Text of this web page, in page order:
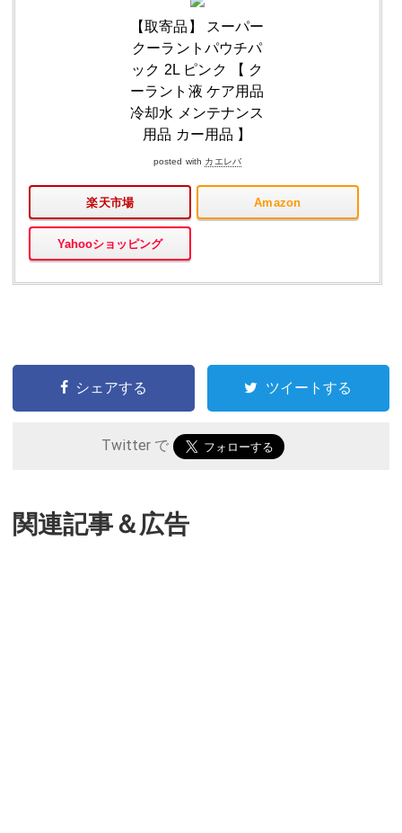
【取寄品】 スーパー
クーラントパウチパ
ック 2L ピンク 【 ク
ーラント液 ケア用品
冷却水 メンテナンス
用品 カー用品 】
posted with カエレバ
楽天市場 Amazon
Yahooショッピング
シェアする ツイートする
Twitter で
関連記事＆広告